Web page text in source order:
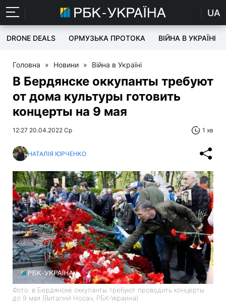
UA
DRONE DEALS ОРМУЗЬКА ПРОТОКА ВІЙНА В УКРАЇНІ
Головна » Новини » Війна в Україні
В Бердянске оккупанты требуют
от дома культуры готовить
концерты на 9 мая
12:27 20.04.2022 Ср 1 хв
НАТАЛІЯ ЮРЧЕНКО
Фото: в Бердянске оккупанты требуют проводить концерты
до 9 мая (Виталий Носач, РБК-Украина)